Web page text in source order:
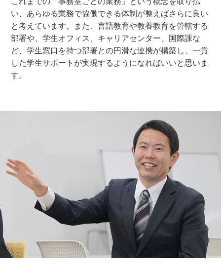
い、あらゆる業務で協働できる体制が整えばさらに良い
と考えています。また、言語教育や教養教育を管轄する
部署や、学生オフィス、キャリアセンター、国際課な
ど、学生窓口を持つ部署との円滑な連携が構築し、一貫
した学生サポートが実現するようになればいいと思いま
す。